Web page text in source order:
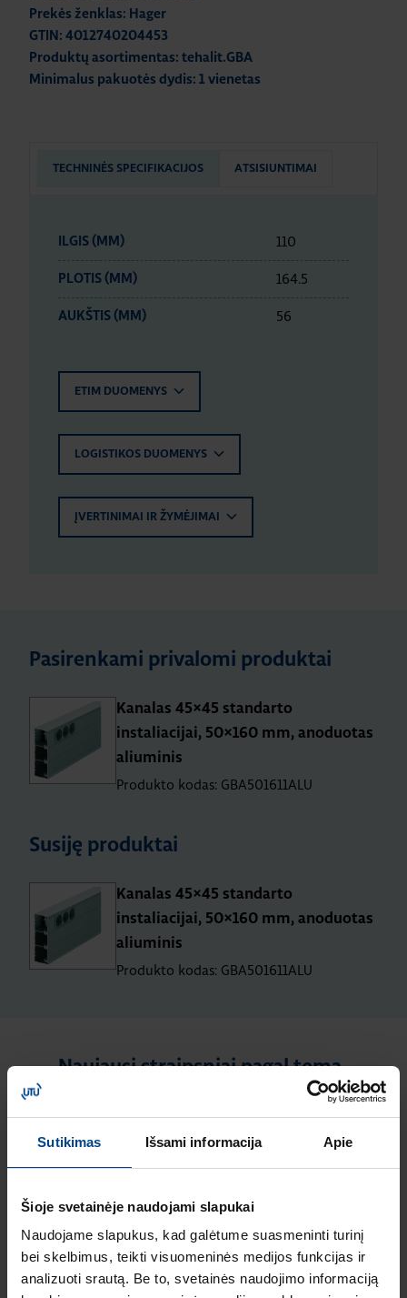
Sutikimas Išsami informacija Apie
Šioje svetainėje naudojami slapukai
Naudojame slapukus, kad galėtume suasmeninti turinį
bei skelbimus, teikti visuomeninės medijos funkcijas ir
analizuoti srautą. Be to, svetainės naudojimo informaciją
Prekės ženklas: Hager
GTIN: 4012740204453
Produktų asortimentas: tehalit.GBA
Minimalus pakuotės dydis: 1 vienetas
TECHNINĖS SPECIFIKACIJOS ATSISIUNTIMAI
ILGIS (MM) 110
PLOTIS (MM) 164.5
AUKŠTIS (MM) 56
ETIM DUOMENYS
LOGISTIKOS DUOMENYS
ĮVERTINIMAI IR ŽYMĖJIMAI
Pasirenkami privalomi produktai
Kanalas 45×45 standarto
instaliacijai, 50×160 mm, anoduotas
aliuminis
Produkto kodas: GBA501611ALU
Susiję produktai
Kanalas 45×45 standarto
instaliacijai, 50×160 mm, anoduotas
aliuminis
Produkto kodas: GBA501611ALU
Naujausi straipsniai pagal temą
Elektros instaliacijos gaminiai
ELEKTROS
18.2.2026
min
HAGER lumina
intense – kainos ir